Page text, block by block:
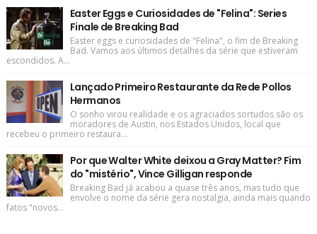
Easter Eggs e Curiosidades de "Felina": Series
Finale de Breaking Bad
Easter eggs e curiosidades de "Felina", o fim de Breaking
Bad. Vamos aos últimos detalhes da série que estiveram
escondidos. A...
Lançado Primeiro Restaurante da Rede Pollos
Hermanos
O sonho virou realidade e os agraciados sortudos são os
moradores de Austin, nos Estados Unidos, local que
recebeu o primeiro restaura...
Por que Walter White deixou a Gray Matter? Fim
do "mistério", Vince Gilligan responde
Breaking Bad já acabou a quase três anos, mas tudo que
envolve o nome da série gera nostalgia, ainda mais quando
fatos "novos...